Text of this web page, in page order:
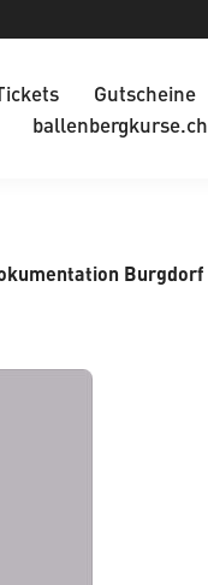
Gutscheine
ballenbergkurse.ch
Burgdorf